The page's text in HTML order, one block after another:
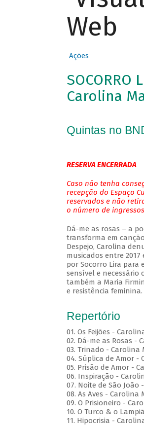
Web
Ações
Carolina
Quintas no
RESERVA ENCERRADA
Caso não tenha
recepção do Espaço
reservados e não
o número de
Dá-me as rosas – a
transforma em
Despejo, Carolina
musicados entre
por Socorro Lira para
sensível e necessário
também a Maria
e resistência feminina.
Repertório
01. Os Feijões -
02. Dá-me as Rosas -
03. Trinado - Carolina
04. Súplica de Amor -
05. Prisão de Amor -
06. Inspiração -
07. Noite de São João
08. As Aves - Carolina
09. O Prisioneiro -
10. O Turco & o
11. Hipocrisia -